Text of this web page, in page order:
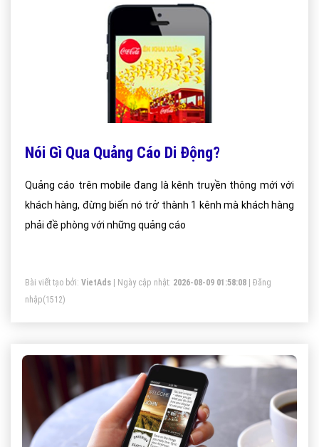
Nói Gì Qua Quảng Cáo Di Động?
Quảng cáo trên mobile đang là kênh truyền thông mới với
khách hàng, đừng biến nó trở thành 1 kênh mà khách hàng
phải đề phòng với những quảng cáo
Bài viết tạo bởi: VietAds | Ngày cập nhật: 2026-08-09 01:58:08
Đăng
nhập(1512)